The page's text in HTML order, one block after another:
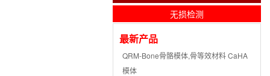
无损检测
最新产品
QRM-Bone骨骼模体,骨等效材料 CaHA
模体